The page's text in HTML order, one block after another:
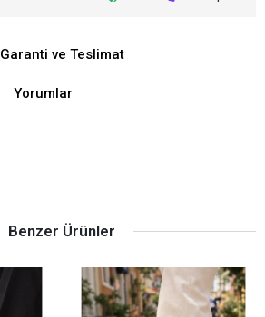
Garanti ve Teslimat
Yorumlar
Benzer Ürünler